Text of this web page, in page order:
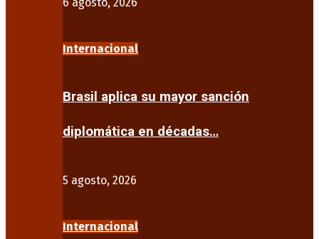
6 agosto, 2026
Internacional
Brasil aplica su mayor sanción
diplomática en décadas…
5 agosto, 2026
Internacional